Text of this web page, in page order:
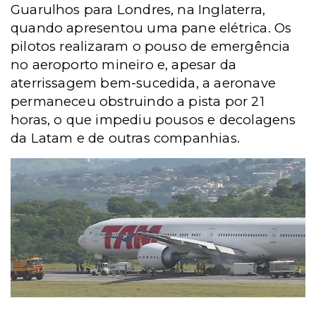
Guarulhos para Londres, na Inglaterra,
quando apresentou uma pane elétrica. Os
pilotos realizaram o pouso de emergência
no aeroporto mineiro e, apesar da
aterrissagem bem-sucedida, a aeronave
permaneceu obstruindo a pista por 21
horas, o que impediu pousos e decolagens
da Latam e de outras companhias.